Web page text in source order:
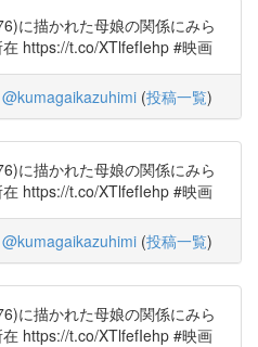
に描かれた母娘の関係にみら
https://t.co/XTlfefIehp #映画
@kumagaikazuhimi (投稿一覧)
に描かれた母娘の関係にみら
https://t.co/XTlfefIehp #映画
@kumagaikazuhimi (投稿一覧)
に描かれた母娘の関係にみら
https://t.co/XTlfefIehp #映画